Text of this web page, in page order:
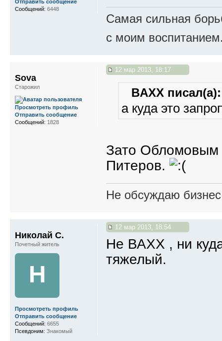
Самая сильная
с моим
Отправить сообщение
Сообщений: 6448
12 мар 2013, 18:17
BAXX писал(а):
а куда это
Зато Обломовым
Питеров.
Не обсуждаю
Sova
Старожил
Просмотреть профиль
Отправить сообщение
Сообщений: 1828
12 мар 2013, 18:54
Не ВАХХ , ни
тяжелый.
Николай С.
Почетный житель
Н
Просмотреть профиль
Отправить сообщение
Сообщений: 6655
Псевдоним: Знакомый